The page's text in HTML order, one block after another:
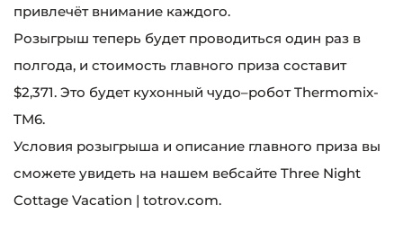
привлечёт внимание каждого.
Розыгрыш теперь будет проводиться один раз в
полгода, и стоимость главного приза составит
$2,371. Это будет кухонный чудо–робот Thermomix-
TM6.
Условия розыгрыша и описание главного приза вы
сможете увидеть на нашем вебсайте Three Night
Cottage Vacation | totrov.com.